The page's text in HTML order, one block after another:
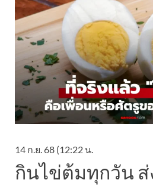
14 ก.ย. 68 (12:22 น.
กินไข่ต้มทุกวัน